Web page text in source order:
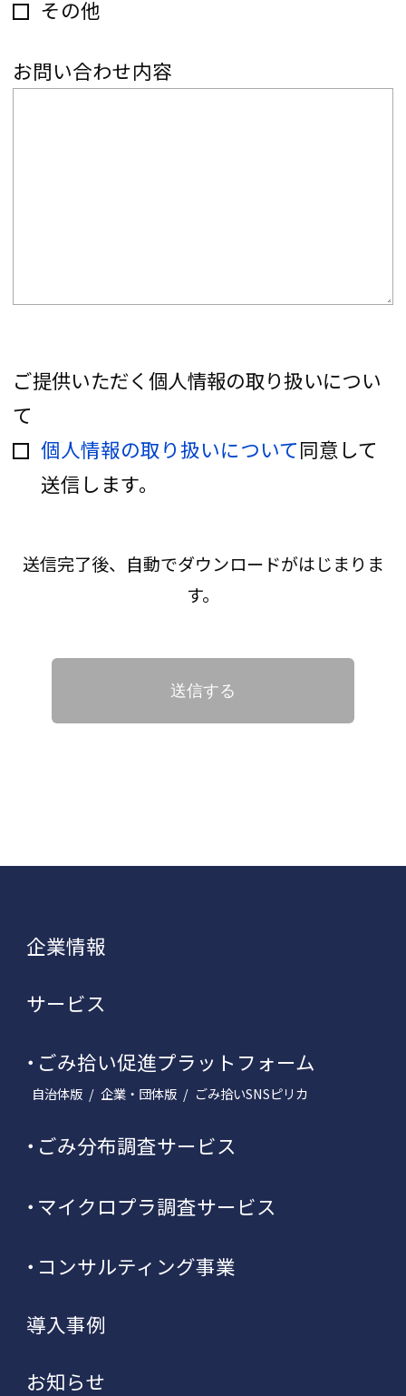
その他
お問い合わせ内容
ご提供いただく個人情報の取り扱いについ
て
個人情報の取り扱いについて同意して
送信します。
送信完了後、自動でダウンロードがはじまりま
す。
送信する
企業情報
サービス
ごみ拾い促進プラットフォーム
自治体版 企業・団体版 ごみ拾いSNSピリカ
ごみ分布調査サービス
マイクロプラ調査サービス
コンサルティング事業
導入事例
お知らせ